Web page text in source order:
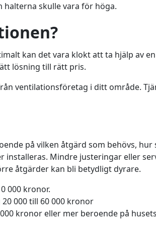
skulle vara för höga.
kan det vara klokt att ta hjälp av en
lösning till rätt pris.
ventilationsföretag i ditt område.
på vilken åtgärd som behövs, hur
installeras. Mindre justeringar eller
åtgärder kan bli betydligt dyrare.
000 kronor.
000 till 60 000 kronor
kronor eller mer beroende på husets